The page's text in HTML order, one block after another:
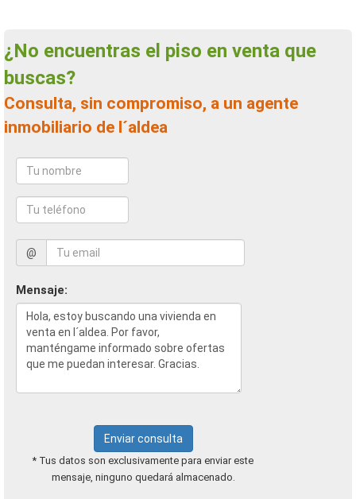
¿No encuentras el piso en venta que
buscas?
Consulta, sin compromiso, a un agente
inmobiliario de l´aldea
@
Mensaje:
Enviar consulta
* Tus datos son exclusivamente para enviar este
mensaje, ninguno quedará almacenado.